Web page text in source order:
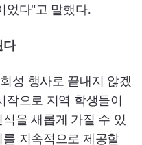
었다"고 말했다.
다
성 행사로 끝내지 않겠
으로 지역 학생들이
을 새롭게 가질 수 있
지속적으로 제공할